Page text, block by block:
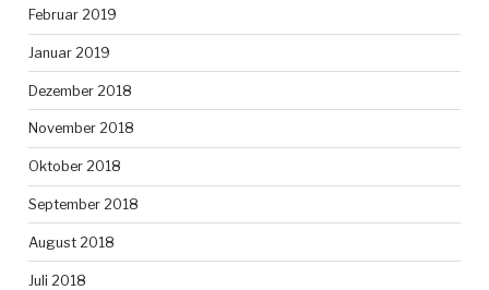
Februar 2019
Januar 2019
Dezember 2018
November 2018
Oktober 2018
September 2018
August 2018
Juli 2018